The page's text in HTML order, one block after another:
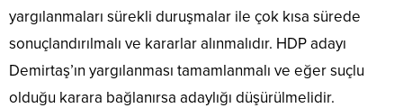
yargılanmaları sürekli duruşmalar ile çok kısa sürede
sonuçlandırılmalı ve kararlar alınmalıdır. HDP adayı
Demirtaş’ın yargılanması tamamlanmalı ve eğer suçlu
olduğu karara bağlanırsa adaylığı düşürülmelidir.